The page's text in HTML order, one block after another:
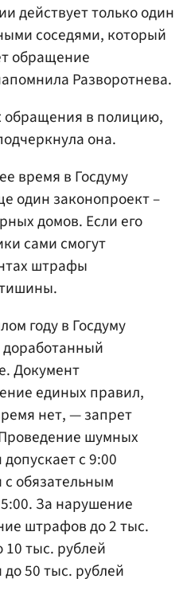
действует только один
соседями, который
обращение
Разворотнева.
обращения в полицию,
она.
время в Госдуму
один законопроект –
домов. Если его
сами смогут
штрафы
году в Госдуму
Документ
единых правил,
нет, — запрет
шумных
с 9:00
с обязательным
За нарушение
штрафов до 2 тыс.
10 тыс. рублей
50 тыс. рублей